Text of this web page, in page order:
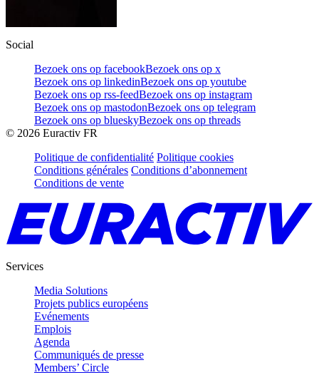
Social
Bezoek ons op facebookBezoek ons op x
Bezoek ons op linkedinBezoek ons op youtube
Bezoek ons op rss-feedBezoek ons op instagram
Bezoek ons op mastodonBezoek ons op telegram
Bezoek ons op blueskyBezoek ons op threads
© 2026 Euractiv FR
Politique de confidentialité Politique cookies
Conditions générales Conditions d’abonnement
Conditions de vente
Services
Media Solutions
Projets publics européens
Evénements
Emplois
Agenda
Communiqués de presse
Members’ Circle